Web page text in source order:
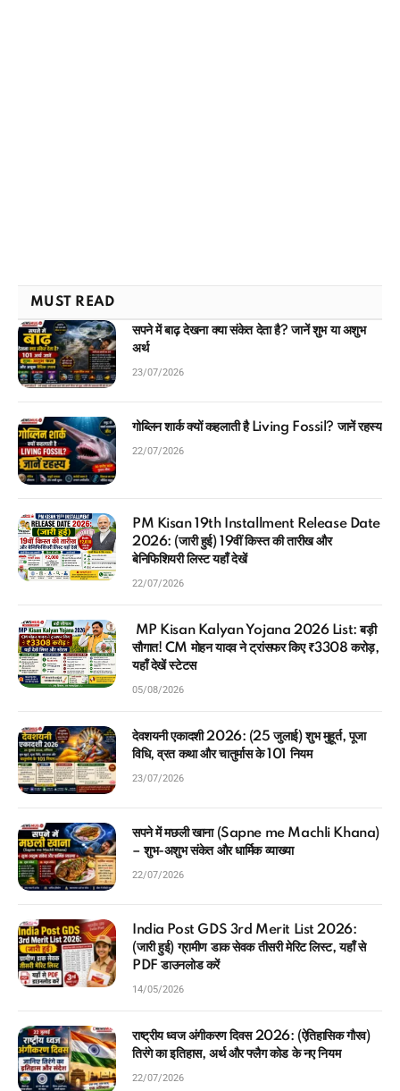
MUST READ
सपने में बाढ़ देखना क्या संकेत देता है? जानें शुभ या अशुभ
अर्थ
23/07/2026
गोब्लिन शार्क क्यों कहलाती है Living Fossil? जानें रहस्य
22/07/2026
PM Kisan 19th Installment Release Date
2026: (जारी हुई) 19वीं किस्त की तारीख और
बेनिफिशियरी लिस्ट यहाँ देखें
22/07/2026
MP Kisan Kalyan Yojana 2026 List: बड़ी
सौगात! CM मोहन यादव ने ट्रांसफर किए ₹3308 करोड़,
यहाँ देखें स्टेटस
05/08/2026
देवशयनी एकादशी 2026: (25 जुलाई) शुभ मुहूर्त, पूजा
विधि, व्रत कथा और चातुर्मास के 101 नियम
23/07/2026
सपने में मछली खाना (Sapne me Machli Khana)
– शुभ-अशुभ संकेत और धार्मिक व्याख्या
22/07/2026
India Post GDS 3rd Merit List 2026:
(जारी हुई) ग्रामीण डाक सेवक तीसरी मेरिट लिस्ट, यहाँ से
PDF डाउनलोड करें
14/05/2026
राष्ट्रीय ध्वज अंगीकरण दिवस 2026: (ऐतिहासिक गौरव)
तिरंगे का इतिहास, अर्थ और फ्लैग कोड के नए नियम
22/07/2026